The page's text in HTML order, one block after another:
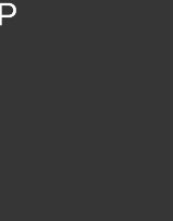
diminuir) no seu